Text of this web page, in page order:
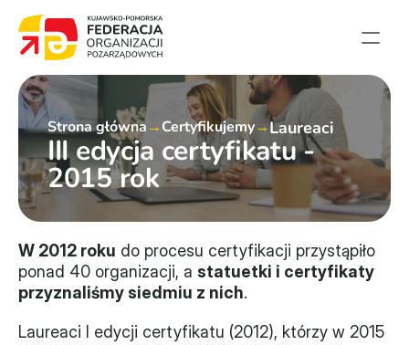
Strona główna
Aktualności
Projekty
Członkowie
English summary
Kontakt
Strona główna→Certyfikujemy→Laureaci
III edycja certyfikatu -
2015 rok
W 2012 roku do procesu certyfikacji przystąpiło
ponad 40 organizacji, a statuetki i certyfikaty
przyznaliśmy siedmiu z nich.
Laureaci I edycji certyfikatu (2012), którzy w 2015